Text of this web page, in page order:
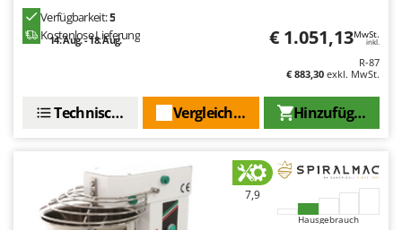
Makita
MAMMAMIA
Master
McCulloch
MCH
Michelin
Verfügbarkeit:5
Kostenlose Lieferung
14. Aug. - 18. Aug. € 1.051,13MwSt.
inkl.
R-87
€ 883,30 exkl. MwSt.
Hinzufügen
Vergleichen Sie
Technische Daten
7,9
Hausgebrauch